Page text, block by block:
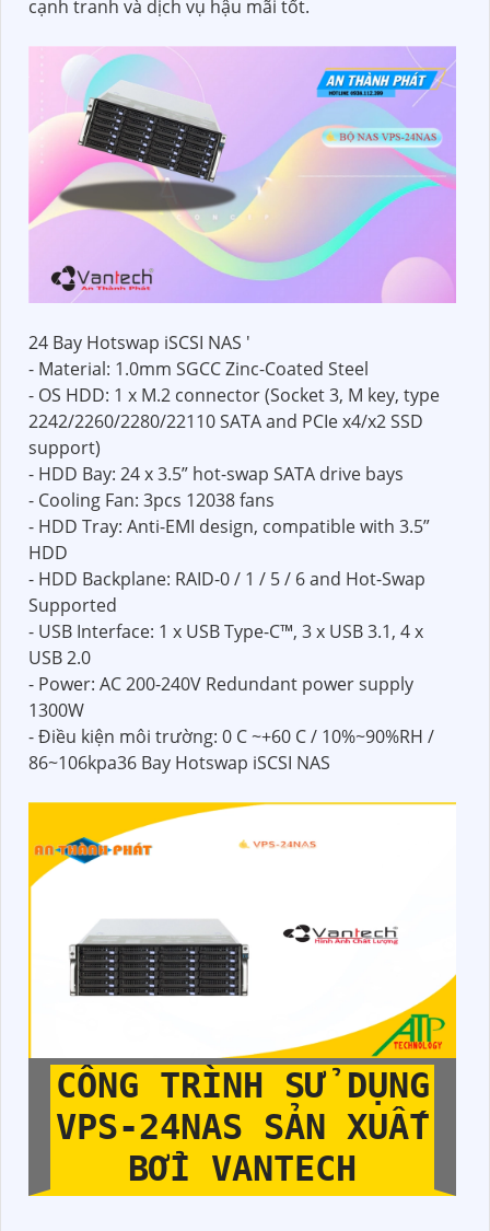
cạnh tranh và dịch vụ hậu mãi tốt.
24 Bay Hotswap iSCSI NAS '
- Material: 1.0mm SGCC Zinc-Coated Steel
- OS HDD: 1 x M.2 connector (Socket 3, M key, type
2242/2260/2280/22110 SATA and PCIe x4/x2 SSD
support)
- HDD Bay: 24 x 3.5” hot-swap SATA drive bays
- Cooling Fan: 3pcs 12038 fans
- HDD Tray: Anti-EMI design, compatible with 3.5”
HDD
- HDD Backplane: RAID-0 / 1 / 5 / 6 and Hot-Swap
Supported
- USB Interface: 1 x USB Type-C™, 3 x USB 3.1, 4 x
USB 2.0
- Power: AC 200-240V Redundant power supply
1300W
- Điều kiện môi trường: 0 C ~+60 C / 10%~90%RH /
86~106kpa36 Bay Hotswap iSCSI NAS
CÔNG TRÌNH SỬ DỤNG
VPS-24NAS SẢN XUẤT
BỞI VANTECH